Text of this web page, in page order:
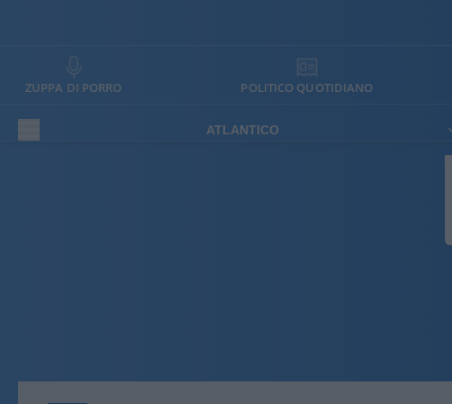
ZUPPA DI PORRO POLITICO QUOTIDIANO
ATLANTICO